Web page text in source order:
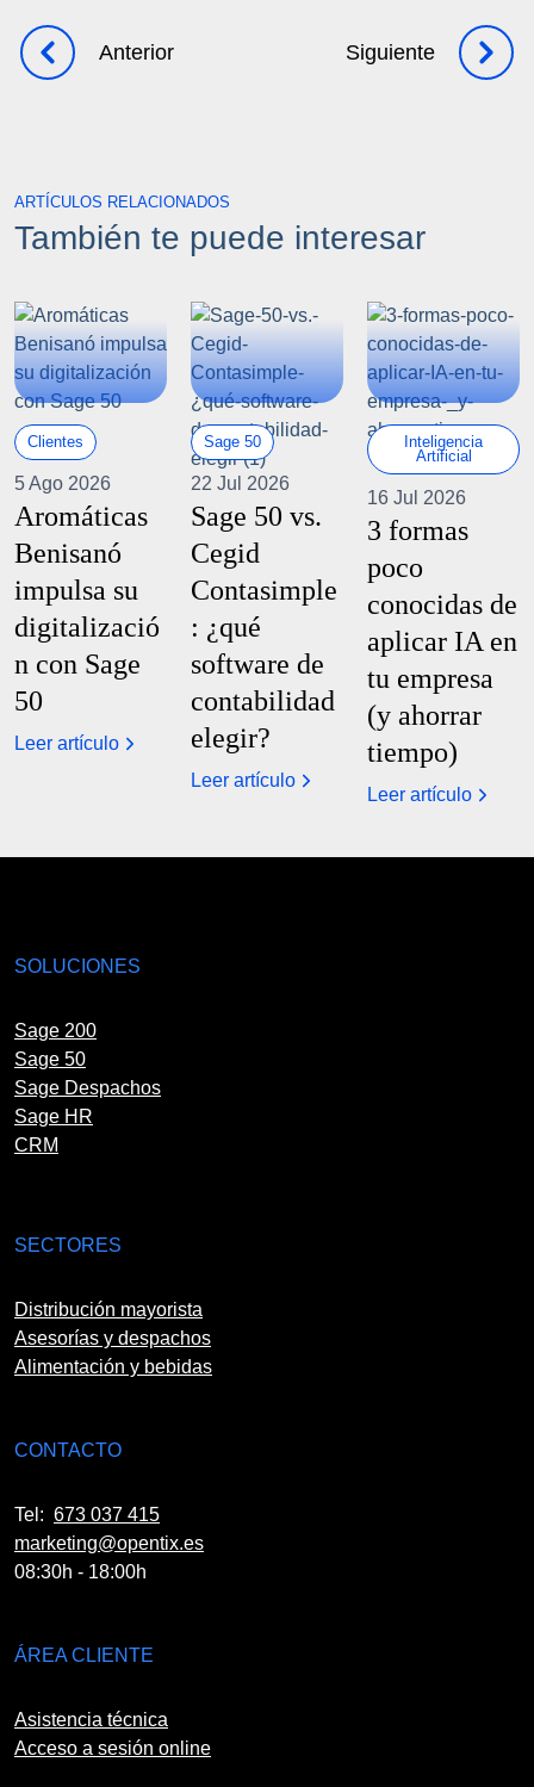
Anterior Siguiente
ARTÍCULOS RELACIONADOS
También te puede interesar
Clientes
5 Ago 2026
Aromáticas
Benisanó
impulsa su
digitalizació
n con Sage
50
Leer artículo
Sage 50
22 Jul 2026
Sage 50 vs.
Cegid
Contasimple
: ¿qué
software de
contabilidad
elegir?
Leer artículo
Inteligencia
Artificial
16 Jul 2026
3 formas
poco
conocidas de
aplicar IA en
tu empresa
(y ahorrar
tiempo)
Leer artículo
SOLUCIONES
Sage 200
Sage 50
Sage Despachos
Sage HR
CRM
SECTORES
Distribución mayorista
Asesorías y despachos
Alimentación y bebidas
CONTACTO
Tel: 673 037 415
marketing@opentix.es
08:30h - 18:00h
ÁREA CLIENTE
Asistencia técnica
Acceso a sesión online